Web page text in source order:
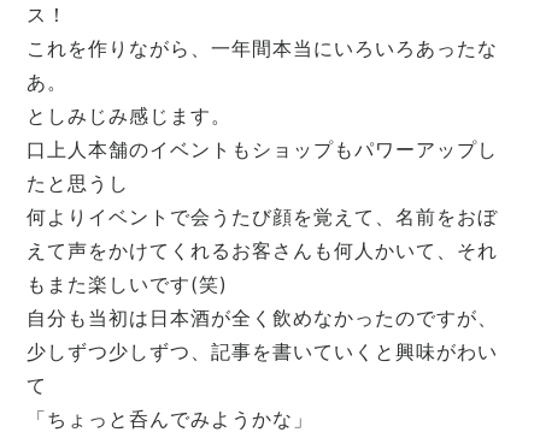
ス！
これを作りながら、一年間本当にいろいろあったな
あ。
としみじみ感じます。
口上人本舗のイベントもショップもパワーアップし
たと思うし
何よりイベントで会うたび顔を覚えて、名前をおぼ
えて声をかけてくれるお客さんも何人かいて、それ
もまた楽しいです(笑)
自分も当初は日本酒が全く飲めなかったのですが、
少しずつ少しずつ、記事を書いていくと興味がわい
て
「ちょっと呑んでみようかな」